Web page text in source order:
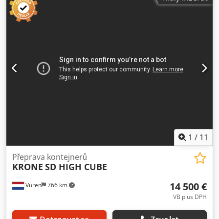
1 / 11
Vuren 766 km
Přeprava kontejnerů
KRONE SD HIGH CUBE
14 500 €
VB plus DPH